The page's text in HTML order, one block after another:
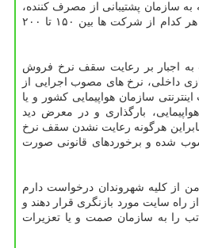
سازمان پشتیبانی از مصرف كننده،
اعلام و بعد از تشكیل پرونده هر كدام از شركت ها بین ۱۵۰ تا ۲۰۰
به اجبار بر رعایت سقف نرخ فروش
داخلی، نرخ های مصوب اجرایی از
۹۸ در سایت اینترنتی سازمان هواپیمایی كشور و یا
بارگذاری و در معرض دید
هرگونه رعایت نشدن سقف نرخ
شده و برخوردهای قانونی صورت
از كلیه شهروندان درخواست دارم
راه سایت مورد بازنگری قرار دهند و
را به سازمان صمت و یا تعزیرات